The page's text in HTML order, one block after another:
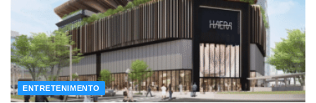
ENTRETENIMENTO